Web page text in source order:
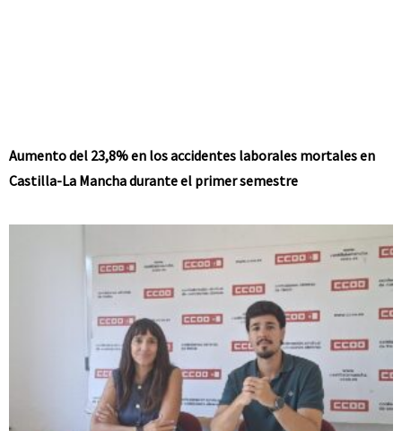
Aumento del 23,8% en los accidentes laborales mortales en
Castilla-La Mancha durante el primer semestre